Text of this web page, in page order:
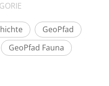
Rastenberg GeoPfad
GeoPfad Fauna